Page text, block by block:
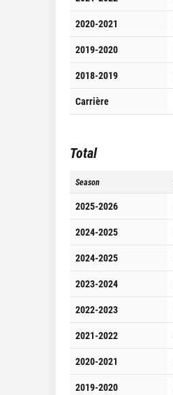
2020-2021
2019-2020
2018-2019
Carrière
Total
Season
2025-2026
2024-2025
2024-2025
2023-2024
2022-2023
2021-2022
2020-2021
2019-2020